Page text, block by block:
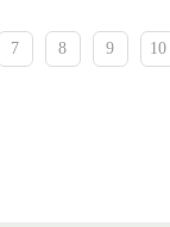
7 8 9 10